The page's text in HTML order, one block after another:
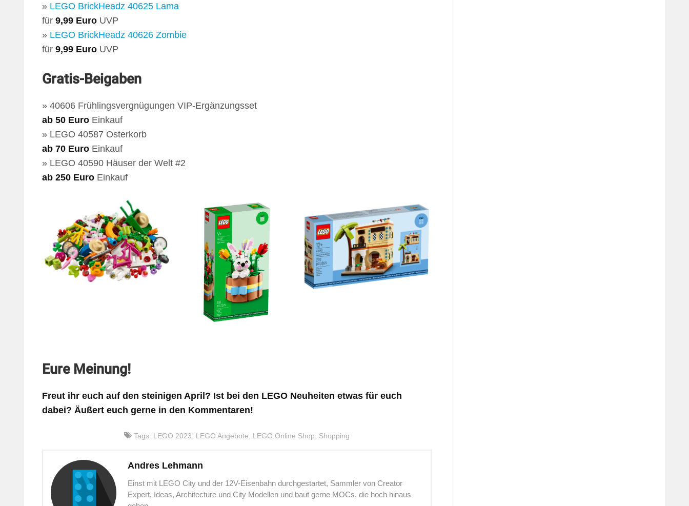
» LEGO BrickHeadz 40625 Lama
für 9,99 Euro UVP
» LEGO BrickHeadz 40626 Zombie
für 9,99 Euro UVP
Gratis-Beigaben
» 40606 Frühlingsvergnügungen VIP-Ergänzungsset
ab 50 Euro Einkauf
» LEGO 40587 Osterkorb
ab 70 Euro Einkauf
» LEGO 40590 Häuser der Welt #2
ab 250 Euro Einkauf
Eure Meinung!
Freut ihr euch auf den steinigen April? Ist bei den LEGO Neuheiten etwas für euch
dabei? Äußert euch gerne in den Kommentaren!
Tags: LEGO 2023 LEGO Angebote LEGO Online Shop Shopping
Andres Lehmann
Einst mit LEGO City und der 12V-Eisenbahn durchgestartet, Sammler von Creator
Expert, Ideas, Architecture und City Modellen und baut gerne MOCs, die hoch hinaus